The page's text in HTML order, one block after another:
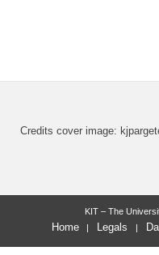
Credits cover image:
KIT – The
Home Legals